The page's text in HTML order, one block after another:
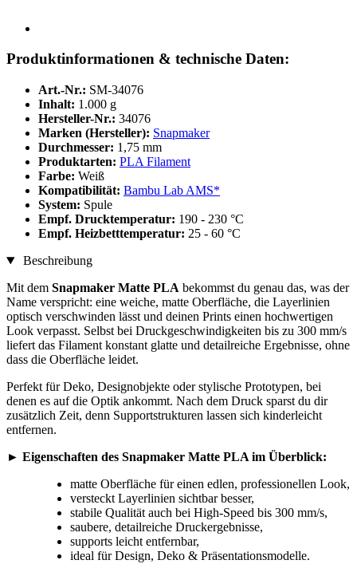
Produktinformationen & technische Daten:
Art.-Nr.: SM-34076
Inhalt: 1.000 g
Hersteller-Nr.: 34076
Marken (Hersteller): Snapmaker
Durchmesser: 1,75 mm
Produktarten: PLA Filament
Farbe: Weiß
Kompatibilität: Bambu Lab AMS*
System: Spule
Empf. Drucktemperatur: 190 - 230 °C
Empf. Heizbetttemperatur: 25 - 60 °C
Beschreibung
Mit dem Snapmaker Matte PLA bekommst du genau das, was der
Name verspricht: eine weiche, matte Oberfläche, die Layerlinien
optisch verschwinden lässt und deinen Prints einen hochwertigen
Look verpasst. Selbst bei Druckgeschwindigkeiten bis zu 300 mm/s
liefert das Filament konstant glatte und detailreiche Ergebnisse, ohne
dass die Oberfläche leidet.
Perfekt für Deko, Designobjekte oder stylische Prototypen, bei
denen es auf die Optik ankommt. Nach dem Druck sparst du dir
zusätzlich Zeit, denn Supportstrukturen lassen sich kinderleicht
entfernen.
► Eigenschaften des Snapmaker Matte PLA im Überblick:
matte Oberfläche für einen edlen, professionellen Look,
versteckt Layerlinien sichtbar besser,
stabile Qualität auch bei High-Speed bis 300 mm/s,
saubere, detailreiche Druckergebnisse,
supports leicht entfernbar,
ideal für Design, Deko & Präsentationsmodelle.